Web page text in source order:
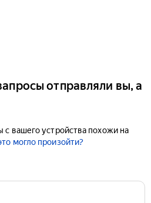
отправляли вы, а
с вашего устройства похожи на
могло произойти?